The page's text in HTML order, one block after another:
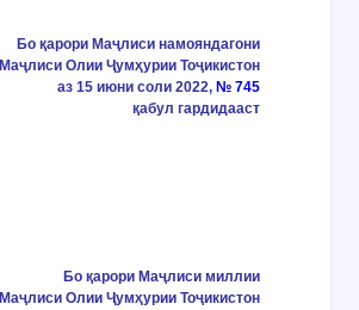
Бо қарори Маҷлиси намояндагони
Маҷлиси Олии Ҷумҳурии Тоҷикистон
аз 15 июни соли 2022, № 745
қабул гардидааст
Бо қарори Маҷлиси миллии
Маҷлиси Олии Ҷумҳурии Тоҷикистон